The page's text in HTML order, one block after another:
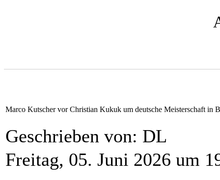
Marco Kutscher vor Christian Kukuk um deutsche Meisterschaft in
Geschrieben von: DL
Freitag, 05. Juni 2026 um